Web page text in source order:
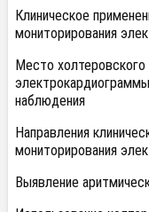
Клиническое
мониторирования
Место
наблюдения
Направления
мониторирования
Выявление